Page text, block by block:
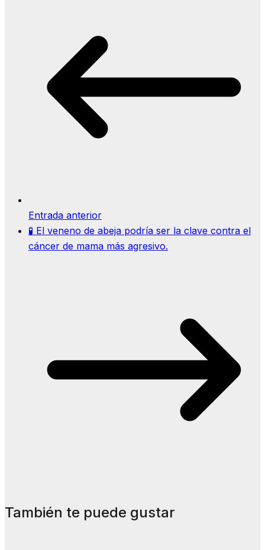
Entrada anterior
🧪 El veneno de abeja podría ser la clave contra el
cáncer de mama más agresivo.
También te puede gustar